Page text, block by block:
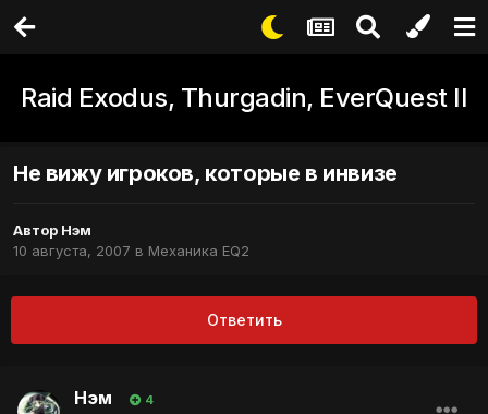
Raid Exodus, Thurgadin, EverQuest II
Не вижу игроков, которые в инвизе
Автор Нэм
10 августа, 2007 в Механика EQ2
Ответить
Нэм 4